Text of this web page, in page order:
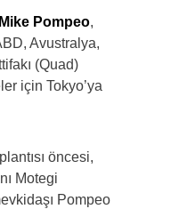
Pompeo,
Avustralya,
(Quad)
için Tokyo’ya
öncesi,
Motegi
Pompeo